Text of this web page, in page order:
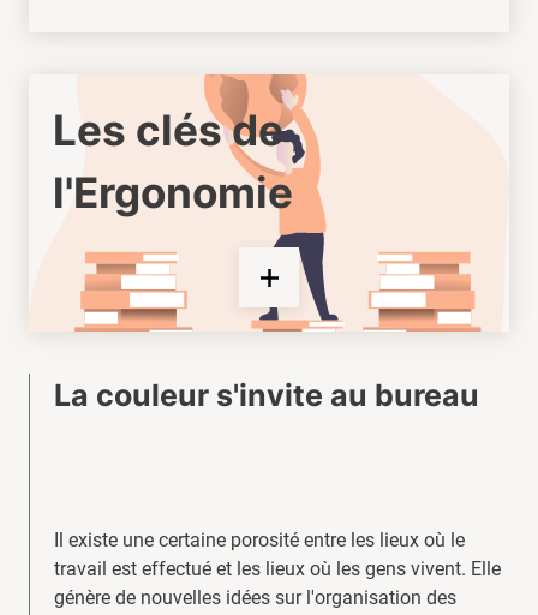
Les clés de
l'Ergonomie
La couleur s'invite au bureau
Il existe une certaine porosité entre les lieux où le
travail est effectué et les lieux où les gens vivent. Elle
génère de nouvelles idées sur l'organisation des